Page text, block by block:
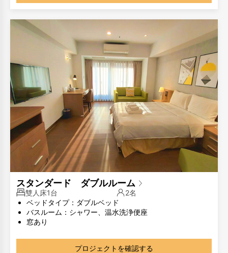
スタンダード ダブルルーム
雙人床1台
2名
ベッドタイプ：ダブルベッド
バスルーム：シャワー、温水洗浄便座
窓あり
があります。写真は参考用です。
プロジェクトを確認する